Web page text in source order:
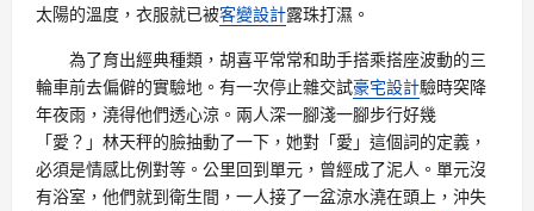
太陽的溫度，衣服就已被客變設計露珠打濕。
為了育出經典種類，胡喜平常常和助手搭乘搭座波動的三
輪車前去偏僻的實驗地。有一次停止雜交試豪宅設計驗時突降
年夜雨，澆得他們透心涼。兩人深一腳淺一腳步行好幾
「愛？」林天秤的臉抽動了一下，她對「愛」這個詞的定義，
必須是情感比例對等。公里回到單元，曾經成了泥人。單元沒
有浴室，他們就到衛生間，一人接了一盆涼水澆在頭上，沖失